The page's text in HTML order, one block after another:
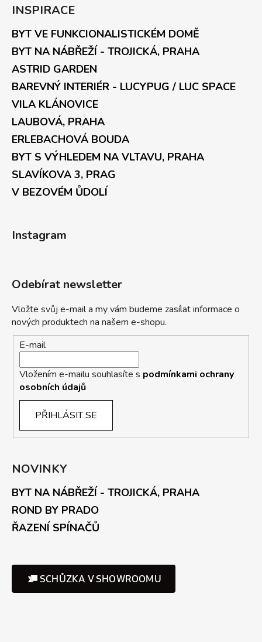
INSPIRACE
BYT VE FUNKCIONALISTICKÉM DOMĚ
BYT NA NÁBŘEŽÍ - TROJICKÁ, PRAHA
ASTRID GARDEN
BAREVNÝ INTERIÉR - LUCYPUG / LUC SPACE
VILA KLÁNOVICE
LAUBOVÁ, PRAHA
ERLEBACHOVÁ BOUDA
BYT S VÝHLEDEM NA VLTAVU, PRAHA
SLAVÍKOVA 3, PRAG
V BEZOVÉM ŮDOLÍ
Instagram
Odebírat newsletter
Vložte svůj e-mail a my vám budeme zasílat informace o
nových produktech na našem e-shopu.
E-mail
Vložením e-mailu souhlasíte s podmínkami ochrany
osobních údajů
PŘIHLÁSIT SE
NOVINKY
BYT NA NÁBŘEŽÍ - TROJICKÁ, PRAHA
ROND BY PRADO
ŘAZENÍ SPÍNAČŮ
SCHŮZKA V SHOWROOMU